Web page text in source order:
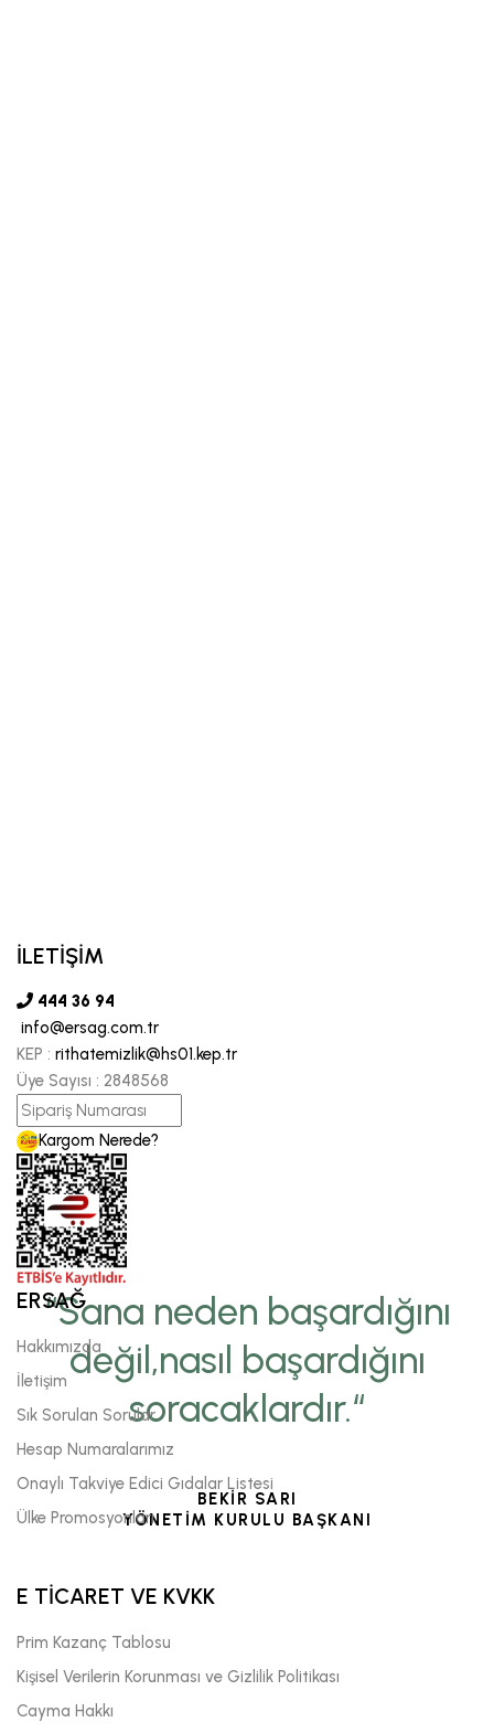
“Sana neden başardığını
değil,nasıl başardığını
soracaklardır.“
BEKİR SARI
YÖNETİM KURULU BAŞKANI
İLETİŞİM
444 36 94
info@ersag.com.tr
KEP : rithatemizlik@hs01.kep.tr
Üye Sayısı : 2848568
Kargom Nerede?
ERSAĞ
Hakkımızda
İletişim
Sık Sorulan Sorular
Hesap Numaralarımız
Onaylı Takviye Edici Gıdalar Listesi
Ülke Promosyonları
E TİCARET VE KVKK
Prim Kazanç Tablosu
Kişisel Verilerin Korunması ve Gizlilik Politikası
Cayma Hakkı